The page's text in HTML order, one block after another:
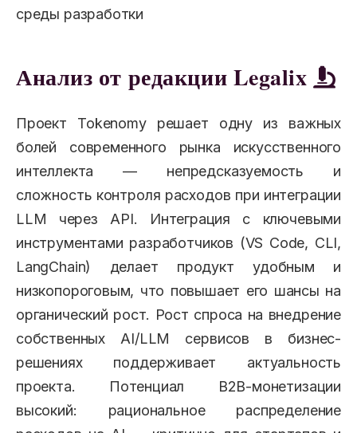
среды разработки
Анализ от редакции Legalix
Проект Tokenomy решает одну из важных
болей современного рынка искусственного
интеллекта — непредсказуемость и
сложность контроля расходов при интеграции
LLM через API. Интеграция с ключевыми
инструментами разработчиков (VS Code, CLI,
LangChain) делает продукт удобным и
низкопороговым, что повышает его шансы на
органический рост. Рост спроса на внедрение
собственных AI/LLM сервисов в бизнес-
решениях поддерживает актуальность
проекта. Потенциал B2B-монетизации
высокий: рациональное распределение